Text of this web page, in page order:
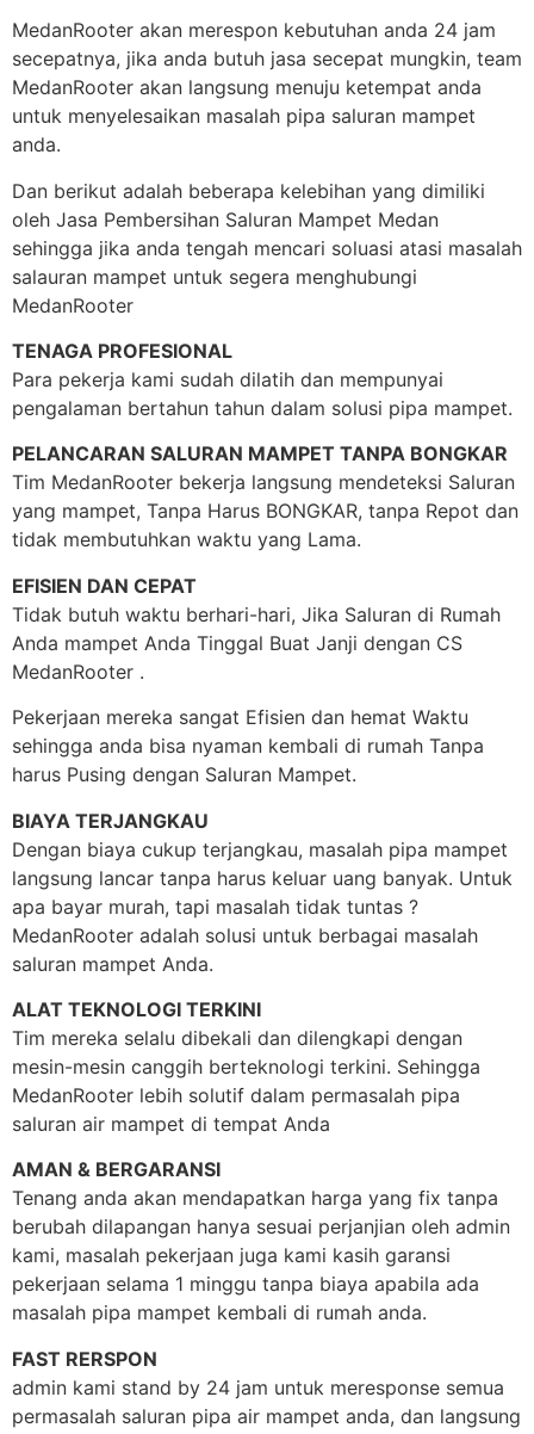
MedanRooter akan merespon kebutuhan anda 24 jam
secepatnya, jika anda butuh jasa secepat mungkin, team
MedanRooter akan langsung menuju ketempat anda
untuk menyelesaikan masalah pipa saluran mampet
anda.
Dan berikut adalah beberapa kelebihan yang dimiliki
oleh Jasa Pembersihan Saluran Mampet Medan
sehingga jika anda tengah mencari soluasi atasi masalah
salauran mampet untuk segera menghubungi
MedanRooter
TENAGA PROFESIONAL
Para pekerja kami sudah dilatih dan mempunyai
pengalaman bertahun tahun dalam solusi pipa mampet.
PELANCARAN SALURAN MAMPET TANPA BONGKAR
Tim MedanRooter bekerja langsung mendeteksi Saluran
yang mampet, Tanpa Harus BONGKAR, tanpa Repot dan
tidak membutuhkan waktu yang Lama.
EFISIEN DAN CEPAT
Tidak butuh waktu berhari-hari, Jika Saluran di Rumah
Anda mampet Anda Tinggal Buat Janji dengan CS
MedanRooter .
Pekerjaan mereka sangat Efisien dan hemat Waktu
sehingga anda bisa nyaman kembali di rumah Tanpa
harus Pusing dengan Saluran Mampet.
BIAYA TERJANGKAU
Dengan biaya cukup terjangkau, masalah pipa mampet
langsung lancar tanpa harus keluar uang banyak. Untuk
apa bayar murah, tapi masalah tidak tuntas ?
MedanRooter adalah solusi untuk berbagai masalah
saluran mampet Anda.
ALAT TEKNOLOGI TERKINI
Tim mereka selalu dibekali dan dilengkapi dengan
mesin-mesin canggih berteknologi terkini. Sehingga
MedanRooter lebih solutif dalam permasalah pipa
saluran air mampet di tempat Anda
AMAN & BERGARANSI
Tenang anda akan mendapatkan harga yang fix tanpa
berubah dilapangan hanya sesuai perjanjian oleh admin
kami, masalah pekerjaan juga kami kasih garansi
pekerjaan selama 1 minggu tanpa biaya apabila ada
masalah pipa mampet kembali di rumah anda.
FAST RERSPON
admin kami stand by 24 jam untuk meresponse semua
permasalah saluran pipa air mampet anda, dan langsung